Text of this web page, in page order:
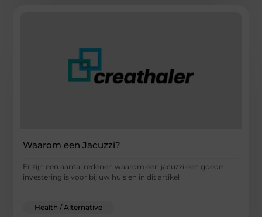
Waarom een Jacuzzi?
Er zijn een aantal redenen waarom een jacuzzi een goede
investering is voor bij uw huis en in dit artikel
...
Health / Alternative